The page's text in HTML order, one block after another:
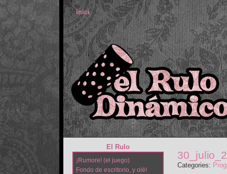
inici
Categories:
El Rulo
¡Rumore! (el juego)
Fondo de escritorio, y olé!